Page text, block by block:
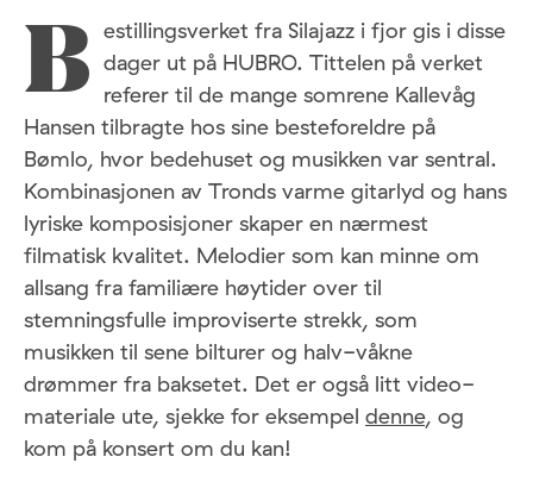
B estillingsverket fra Silajazz i fjor gis i disse
dager ut på HUBRO. Tittelen på verket
referer til de mange somrene Kallevåg
Hansen tilbragte hos sine besteforeldre på
Bømlo, hvor bedehuset og musikken var sentral.
Kombinasjonen av Tronds varme gitarlyd og hans
lyriske komposisjoner skaper en nærmest
filmatisk kvalitet. Melodier som kan minne om
allsang fra familiære høytider over til
stemningsfulle improviserte strekk, som
musikken til sene bilturer og halv-våkne
drømmer fra baksetet. Det er også litt video-
materiale ute, sjekke for eksempel denne, og
kom på konsert om du kan!